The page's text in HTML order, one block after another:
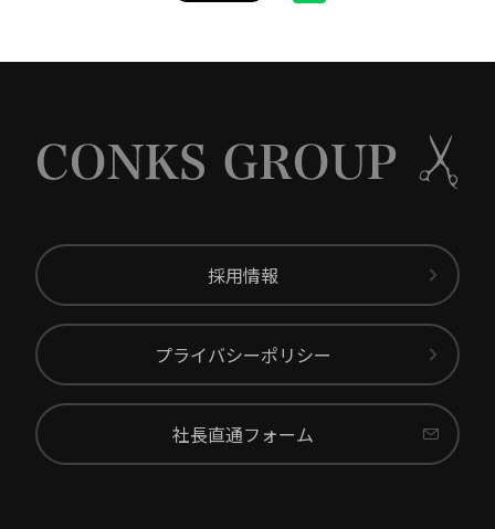
採用情報
プライバシーポリシー
社長直通フォーム